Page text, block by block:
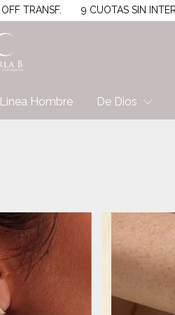
25% OFF TRANSF. 9 CUOTAS
Linea Hombre De Dios